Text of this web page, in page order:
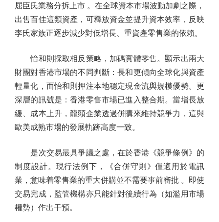
屈臣氏業務分拆上市 。在全球資本市場波動加劇之際，
出售百佳這類資產，可釋放資金並提升資本效率，反映
李氏家族正逐步減少對低增長、重資產零售業的依賴。
怡和則採取相反策略，加碼實體零售。顯示出兩大
財團對香港市場的不同判斷：長和更傾向全球化與資產
輕量化，而怡和則押注本地穩定現金流與規模優勢。更
深層的訊號是：香港零售市場已進入整合期。當增長放
緩、成本上升，龍頭企業透過併購來維持競爭力，這與
歐美成熟市場的發展軌跡高度一致。
是次交易最具爭議之處，在於香港《競爭條例》的
制度設計。現行法例下，《合併守則》僅適用於電訊
業，意味着零售業的重大併購並不需要事前審批 。即使
交易完成，監管機構亦只能針對後續行為（如濫用市場
權勢）作出干預。